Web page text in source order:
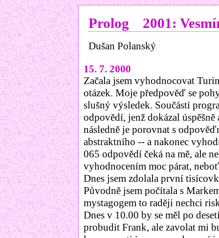
Prolog 2001:
Dušan Polanský
15. 7. 2000
Začala jsem vyhodnocovat
otázek. Moje předpověď se
slušný výsledek. Součástí
odpovědí, jenž dokázal
následně je porovnat s
abstraktního -- a nakonec
065 odpovědí čeká na mě, ale
vyhodnocením moc párat,
Dnes jsem zdolala první
Původně jsem počítala s
mystagogem to raději nechci
Dnes v 10.00 by se měl po
probudit Frank, ale zavolat mi